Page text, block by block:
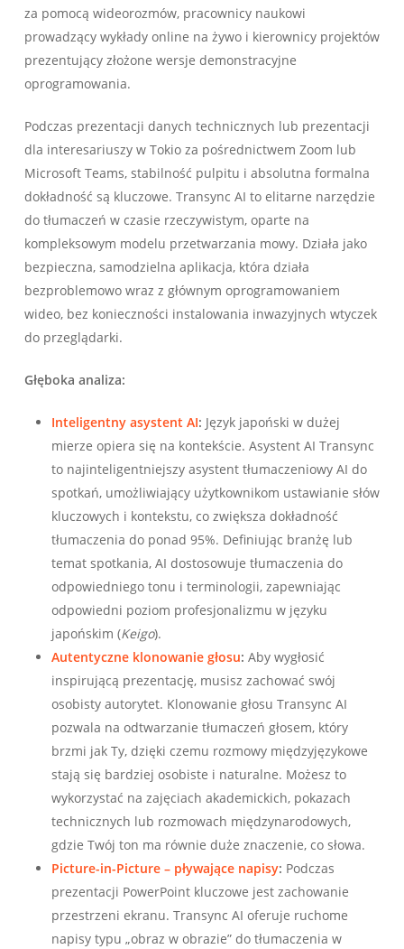
za pomocą wideorozmów, pracownicy naukowi
prowadzący wykłady online na żywo i kierownicy projektów
prezentujący złożone wersje demonstracyjne
oprogramowania.
Podczas prezentacji danych technicznych lub prezentacji
dla interesariuszy w Tokio za pośrednictwem Zoom lub
Microsoft Teams, stabilność pulpitu i absolutna formalna
dokładność są kluczowe. Transync AI to elitarne narzędzie
do tłumaczeń w czasie rzeczywistym, oparte na
kompleksowym modelu przetwarzania mowy. Działa jako
bezpieczna, samodzielna aplikacja, która działa
bezproblemowo wraz z głównym oprogramowaniem
wideo, bez konieczności instalowania inwazyjnych wtyczek
do przeglądarki.
Głęboka analiza:
Inteligentny asystent AI: Język japoński w dużej
mierze opiera się na kontekście. Asystent AI Transync
to najinteligentniejszy asystent tłumaczeniowy AI do
spotkań, umożliwiający użytkownikom ustawianie słów
kluczowych i kontekstu, co zwiększa dokładność
tłumaczenia do ponad 95%. Definiując branżę lub
temat spotkania, AI dostosowuje tłumaczenia do
odpowiedniego tonu i terminologii, zapewniając
odpowiedni poziom profesjonalizmu w języku
japońskim (Keigo).
Autentyczne klonowanie głosu: Aby wygłosić
inspirującą prezentację, musisz zachować swój
osobisty autorytet. Klonowanie głosu Transync AI
pozwala na odtwarzanie tłumaczeń głosem, który
brzmi jak Ty, dzięki czemu rozmowy międzyjęzykowe
stają się bardziej osobiste i naturalne. Możesz to
wykorzystać na zajęciach akademickich, pokazach
technicznych lub rozmowach międzynarodowych,
gdzie Twój ton ma równie duże znaczenie, co słowa.
Picture-in-Picture – pływające napisy: Podczas
prezentacji PowerPoint kluczowe jest zachowanie
przestrzeni ekranu. Transync AI oferuje ruchome
napisy typu „obraz w obrazie” do tłumaczenia w